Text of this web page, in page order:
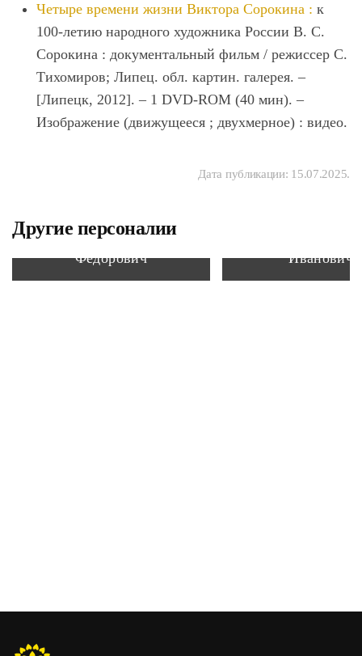
Четыре времени жизни Виктора Сорокина : к
100-летию народного художника России В. С.
Сорокина : документальный фильм / режиссер С.
Тихомиров; Липец. обл. картин. галерея. ‒
[Липецк, 2012]. ‒ 1 DVD-ROM (40 мин). –
Изображение (движущееся ; двухмерное) : видео.
Дата публикации: 15.07.2025.
Другие персоналии
Вадковский Федор
Федорович
Иванович